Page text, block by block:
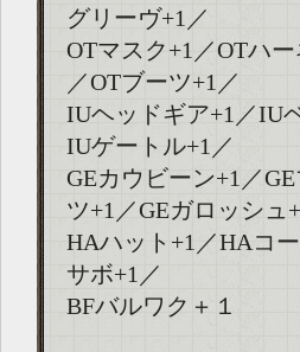
グリーヴ+1／
OTマスク+1／OTハ
／OTブーツ+1／
IUヘッドギア+1／IU
IUゲートル+1／
GEカウビーン+1／
ツ+1／GEガロッシュ
HAハット+1／HAコ
サボ+1／
BFバルワク＋１